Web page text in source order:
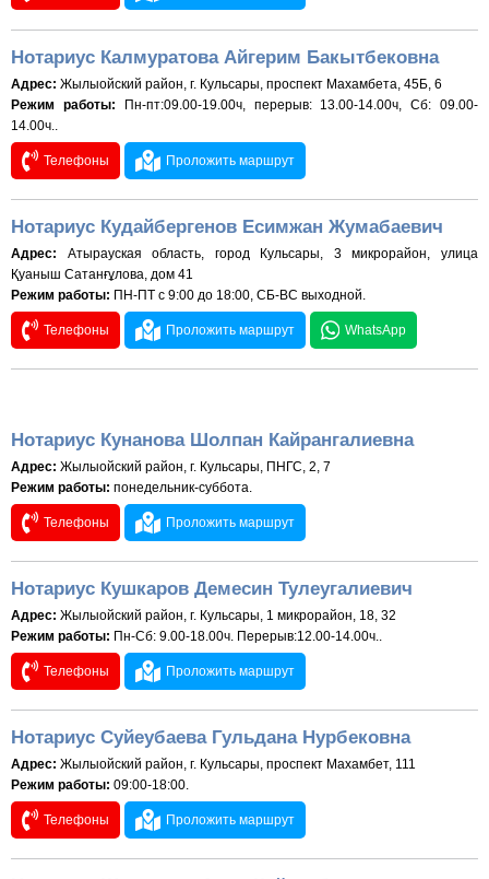
Нотариус Калмуратова Айгерим Бакытбековна
Адрес: Жылыойский район, г. Кульсары, проспект Махамбета, 45Б, 6
Режим работы: Пн-пт:09.00-19.00ч, перерыв: 13.00-14.00ч, Сб: 09.00-
14.00ч..
Телефоны Проложить маршрут
Нотариус Кудайбергенов Есимжан Жумабаевич
Адрес: Атырауская область, город Кульсары, 3 микрорайон, улица
Қуаныш Сатанғұлова, дом 41
Режим работы: ПН-ПТ с 9:00 до 18:00, СБ-ВС выходной.
Телефоны Проложить маршрут WhatsApp
Нотариус Кунанова Шолпан Кайрангалиевна
Адрес: Жылыойский район, г. Кульсары, ПНГС, 2, 7
Режим работы: понедельник-суббота.
Телефоны Проложить маршрут
Нотариус Кушкаров Демесин Тулеугалиевич
Адрес: Жылыойский район, г. Кульсары, 1 микрорайон, 18, 32
Режим работы: Пн-Сб: 9.00-18.00ч. Перерыв:12.00-14.00ч..
Телефоны Проложить маршрут
Нотариус Суйеубаева Гульдана Нурбековна
Адрес: Жылыойский район, г. Кульсары, проспект Махамбет, 111
Режим работы: 09:00-18:00.
Телефоны Проложить маршрут